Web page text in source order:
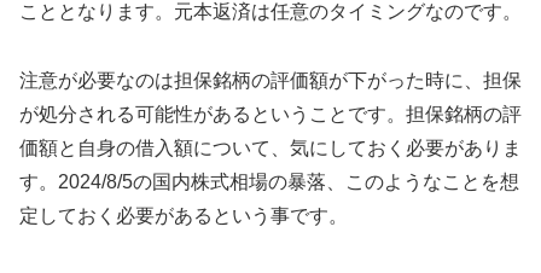
こととなります。元本返済は任意のタイミングなのです。
注意が必要なのは担保銘柄の評価額が下がった時に、担保
が処分される可能性があるということです。担保銘柄の評
価額と自身の借入額について、気にしておく必要がありま
す。2024/8/5の国内株式相場の暴落、このようなことを想
定しておく必要があるという事です。